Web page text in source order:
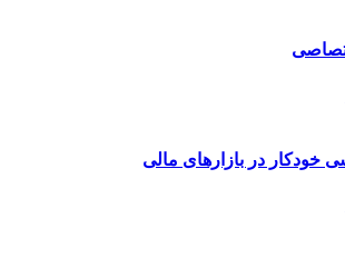
خودکار در بازارهای مالی